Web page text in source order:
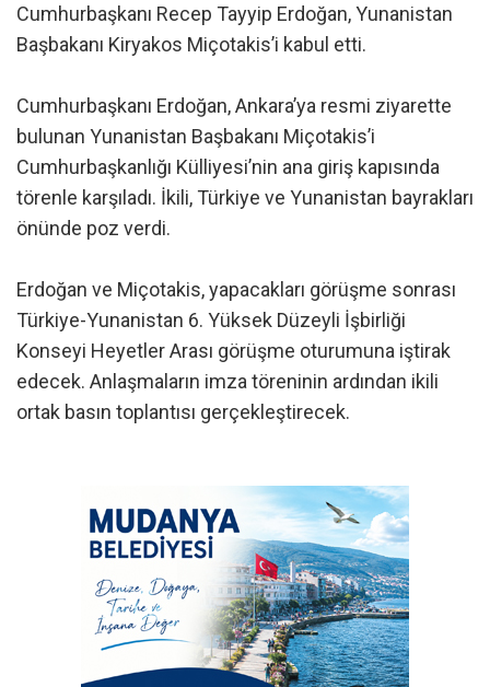
Cumhurbaşkanı Recep Tayyip Erdoğan, Yunanistan
Başbakanı Kiryakos Miçotakis’i kabul etti.
Cumhurbaşkanı Erdoğan, Ankara’ya resmi ziyarette
bulunan Yunanistan Başbakanı Miçotakis’i
Cumhurbaşkanlığı Külliyesi’nin ana giriş kapısında
törenle karşıladı. İkili, Türkiye ve Yunanistan bayrakları
önünde poz verdi.
Erdoğan ve Miçotakis, yapacakları görüşme sonrası
Türkiye-Yunanistan 6. Yüksek Düzeyli İşbirliği
Konseyi Heyetler Arası görüşme oturumuna iştirak
edecek. Anlaşmaların imza töreninin ardından ikili
ortak basın toplantısı gerçekleştirecek.